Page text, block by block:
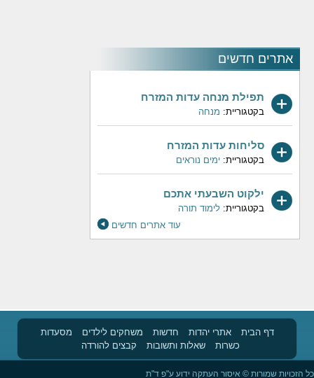
אתרים חדשים
תפילת מנחה עדות המזרח
בקטגוריית: מנחה
סליחות עדות המזרח
בקטגוריית: ימים נוראים
ילקוט השבעתי אתכם
בקטגוריית: לימוד תורה
עוד אתרים חדשים
דף הבית אתרי יהדות חדשות משחקים לילדים
מסעדות
כשרות
שאלות ותשובות קבצים להורדה
כל הזכויות שמורות © איסור העתקה ידוע ע"פ ד"ת